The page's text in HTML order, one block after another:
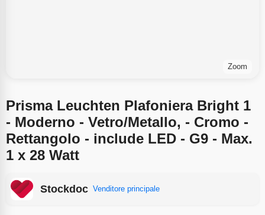
Zoom
Prisma Leuchten Plafoniera Bright 1
- Moderno - Vetro/Metallo, - Cromo -
Rettangolo - include LED - G9 - Max.
1 x 28 Watt
Stockdoc Venditore principale